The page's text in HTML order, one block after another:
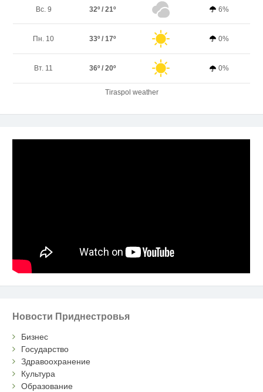
Вс. 9 32º / 21º 6%
Пн. 10 33º / 17º 0%
Вт. 11 36º / 20º 0%
Tiraspol weather
Новости Приднестровья
Бизнес
Государство
Здравоохранение
Культура
Образование